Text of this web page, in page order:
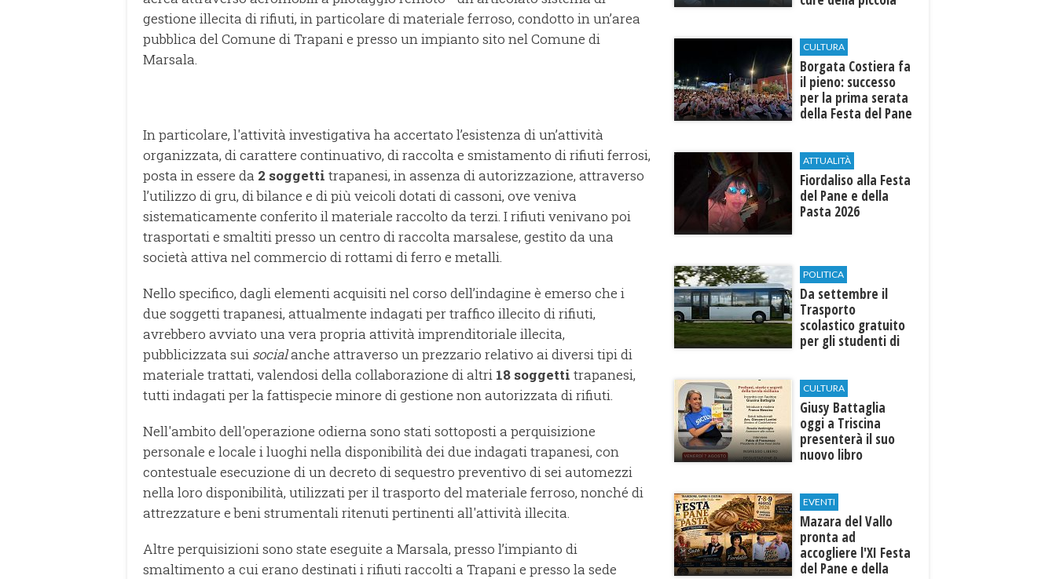
gestione illecita di rifiuti, in particolare di materiale ferroso, condotto in un’area
pubblica del Comune di Trapani e presso un impianto sito nel Comune di
Marsala.
In particolare, l'attività investigativa ha accertato l’esistenza di un’attività
organizzata, di carattere continuativo, di raccolta e smistamento di rifiuti ferrosi,
posta in essere da 2 soggetti trapanesi, in assenza di autorizzazione, attraverso
l’utilizzo di gru, di bilance e di più veicoli dotati di cassoni, ove veniva
sistematicamente conferito il materiale raccolto da terzi. I rifiuti venivano poi
trasportati e smaltiti presso un centro di raccolta marsalese, gestito da una
società attiva nel commercio di rottami di ferro e metalli.
Nello specifico, dagli elementi acquisiti nel corso dell’indagine è emerso che i
due soggetti trapanesi, attualmente indagati per traffico illecito di rifiuti,
avrebbero avviato una vera propria attività imprenditoriale illecita,
pubblicizzata sui socialanche attraverso un prezzario relativo ai diversi tipi di
materiale trattati, valendosi della collaborazione di altri 18 soggetti trapanesi,
tutti indagati per la fattispecie minore di gestione non autorizzata di rifiuti.
Nell'ambito dell'operazione odierna sono stati sottoposti a perquisizione
personale e locale i luoghi nella disponibilità dei due indagati trapanesi, con
contestuale esecuzione di un decreto di sequestro preventivo di sei automezzi
nella loro disponibilità, utilizzati per il trasporto del materiale ferroso, nonché di
attrezzature e beni strumentali ritenuti pertinenti all'attività illecita.
Altre perquisizioni sono state eseguite a Marsala, presso l’impianto di
smaltimento a cui erano destinati i rifiuti raccolti a Trapani e presso la sede
CULTURA
​Borgata Costiera fa
il pieno: successo
per la prima serata
della Festa del Pane
ATTUALITÀ
Fiordaliso alla Festa
del Pane e della
Pasta 2026
POLITICA
Da settembre il
Trasporto
scolastico gratuito
per gli studenti di
CULTURA
Giusy Battaglia
oggi a Triscina
presenterà il suo
nuovo libro
EVENTI
Mazara del Vallo
pronta ad
accogliere l'XI Festa
del Pane e della